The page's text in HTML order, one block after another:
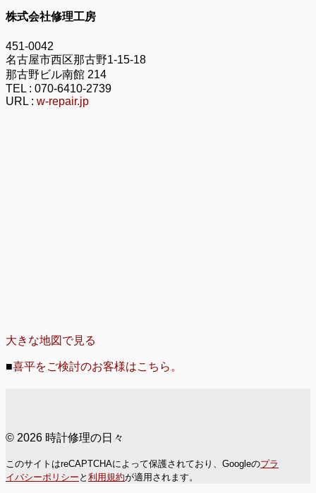
株式会社修理工房
451-0042
名古屋市西区那古野1-15-18
那古野ビル南館 214
TEL : 070-6410-2739
URL : w-repair.jp
大きな地図で見る
■喜平をご検討のお客様はこちら。
© 2026 時計修理の日々
このサイトはreCAPTCHAによって保護されており、Googleのプラ
イバシーポリシー と 利用規約が適用されます。